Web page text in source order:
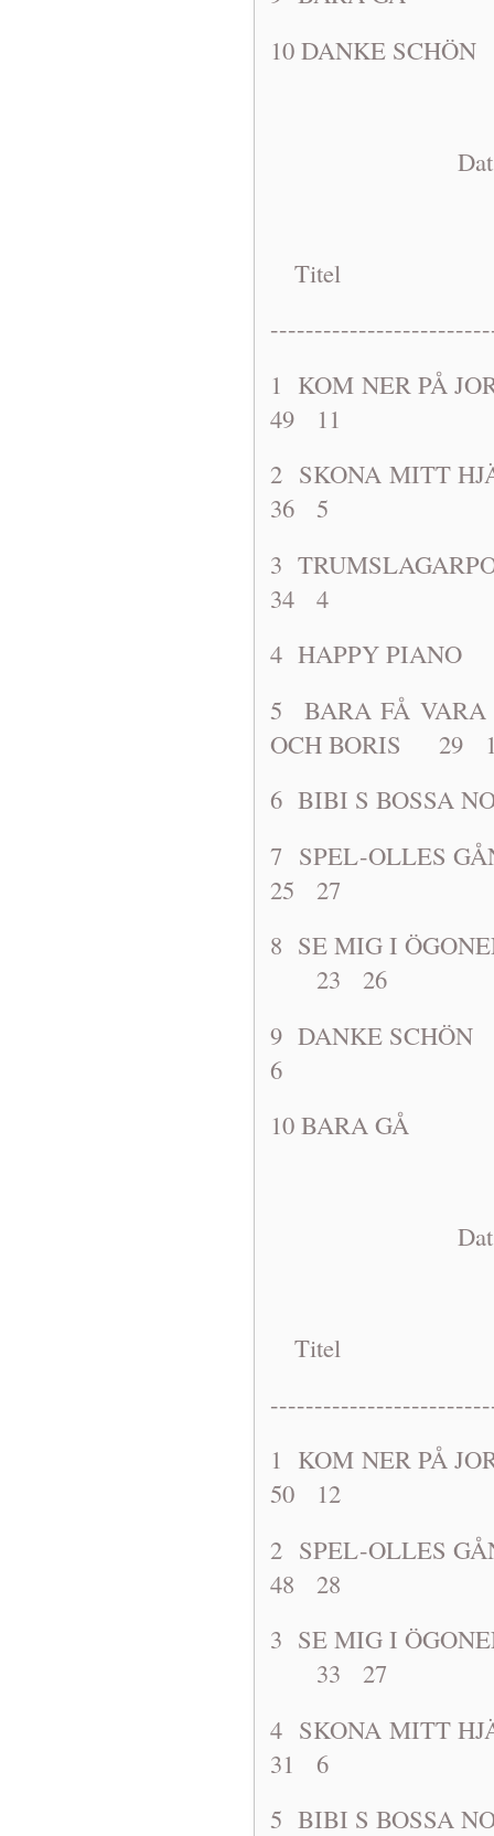
10 DANKE
Dat: 1963-
Titel
1 KOM NER
49 11
2 SKONA
36 5
3
34 4
4 HAPPY
5 BARA FÅ
OCH BORIS 29
6 BIBI S
7 SPEL-
25 27
8 SE MIG I
23 26
9 DANKE
6
10 BARA
Dat: 1963-
Titel
1 KOM NER
50 12
2 SPEL-
48 28
3 SE MIG I
33 27
4 SKONA
31 6
5 BIBI S